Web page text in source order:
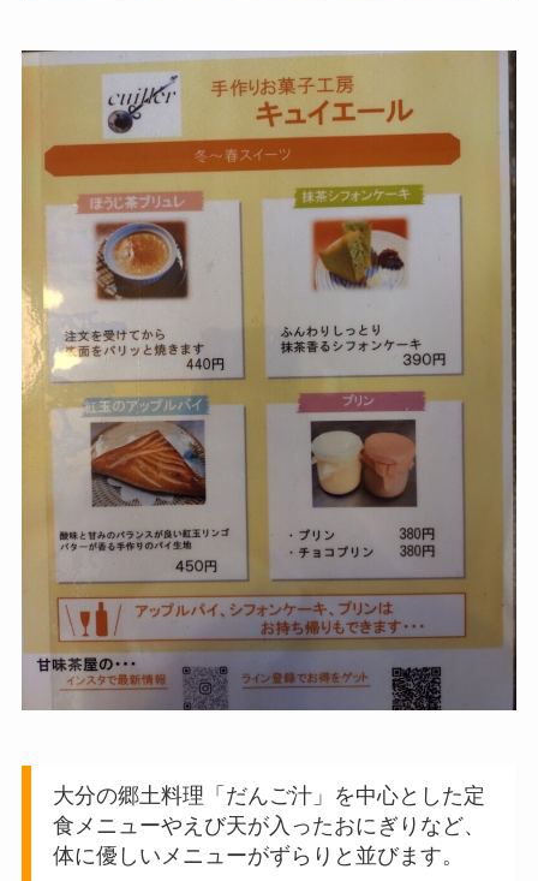
大分の郷土料理「だんご汁」を中心とした定
食メニューやえび天が入ったおにぎりなど、
体に優しいメニューがずらりと並びます。